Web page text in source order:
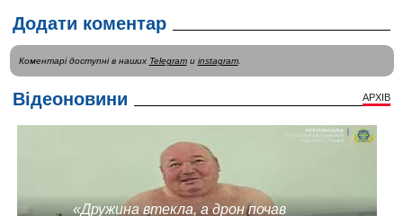
Додати коментар
Коментарі доступні в наших Telegramи instagram.
Відеоновини АРХІВ
«Дружина втекла, а дрон почав